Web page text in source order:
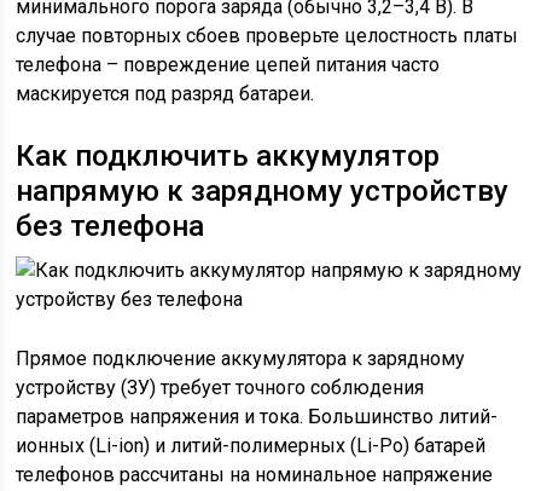
минимального порога заряда (обычно 3,2–3,4 В). В
случае повторных сбоев проверьте целостность платы
телефона – повреждение цепей питания часто
маскируется под разряд батареи.
Как подключить аккумулятор
напрямую к зарядному устройству
без телефона
Прямое подключение аккумулятора к зарядному
устройству (ЗУ) требует точного соблюдения
параметров напряжения и тока. Большинство литий-
ионных (Li-ion) и литий-полимерных (Li-Po) батарей
телефонов рассчитаны на номинальное напряжение